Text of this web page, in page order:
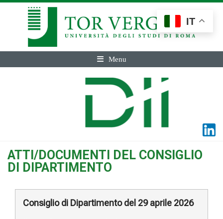
Menu
ATTI/DOCUMENTI DEL CONSIGLIO
DI DIPARTIMENTO
Consiglio di Dipartimento del 29 aprile 2026
IT